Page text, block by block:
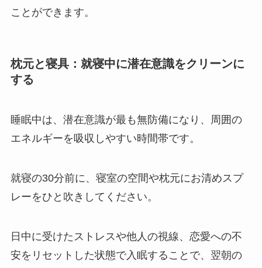
ことができます。
枕元と寝具：就寝中に潜在意識をクリーンに
する
睡眠中は、潜在意識が最も無防備になり、周囲の
エネルギーを吸収しやすい時間帯です。
就寝の30分前に、寝室の空間や枕元にお清めスプ
レーをひと吹きしてください。
日中に受けたストレスや他人の視線、恋愛への不
安をリセットした状態で入眠することで、翌朝の